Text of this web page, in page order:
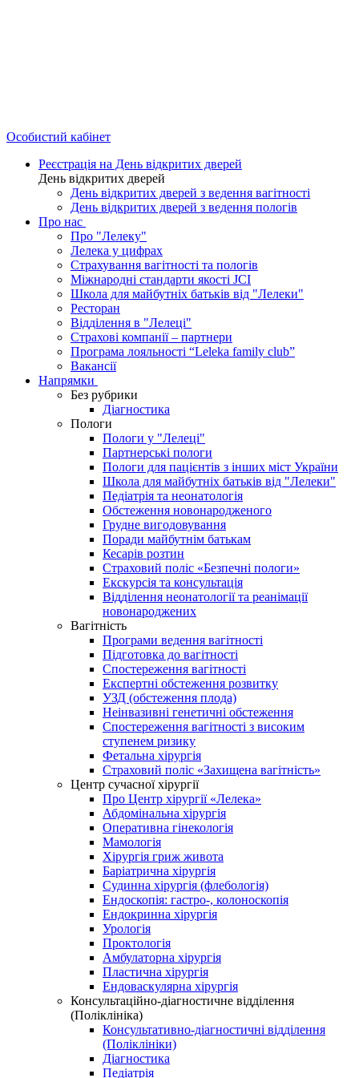
Особистий кабінет
Реєстрація на День відкритих дверей
День відкритих дверей
День відкритих дверей з ведення вагітності
День відкритих дверей з ведення пологів
Про нас
Про "Лелеку"
Лелека у цифрах
Страхування вагітності та пологів
Міжнародні стандарти якості JCI
Школа для майбутніх батьків від "Лелеки"
Ресторан
Відділення в "Лелеці"
Страхові компанії – партнери
Програма лояльності “Leleka family club”
Вакансії
Напрямки
Без рубрики
Діагностика
Пологи
Пологи у "Лелеці"
Партнерські пологи
Пологи для пацієнтів з інших міст України
Школа для майбутніх батьків від "Лелеки"
Педіатрія та неонатологія
Обстеження новонародженого
Грудне вигодовування
Поради майбутнім батькам
Кесарів розтин
Страховий поліс «Безпечні пологи»
Екскурсія та консультація
Відділення неонатології та реанімації
новонароджених
Вагітність
Програми ведення вагітності
Підготовка до вагітності
Спостереження вагітності
Експертні обстеження розвитку
УЗД (обстеження плода)
Неінвазивні генетичні обстеження
Спостереження вагітності з високим
ступенем ризику
Фетальна хірургія
Страховий поліс «Захищена вагітність»
Центр сучасної хірургії
Про Центр хірургії «Лелека»
Абдомінальна хірургія
Оперативна гінекологія
Мамологія
Хірургія гриж живота
Баріатрична хірургія
Судинна хірургія (флебологія)
Ендоскопія: гастро-, колоноскопія
Ендокринна хірургія
Урологія
Проктологія
Амбулаторна хірургія
Пластична хірургія
Ендоваскулярна хірургія
Консультаційно-діагностичне відділення
(Поліклініка)
Консультативно-діагностичні відділення
(Поліклініки)
Діагностика
Педіатрія